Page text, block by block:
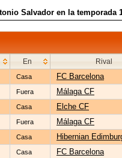
Salvador en la temporada
En Rival
Casa FC Barcelona
Fuera Málaga CF
Casa Elche CF
Fuera Málaga CF
Casa Hibernian
Casa FC Barcelona